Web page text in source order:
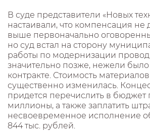
В суде представители «Новых
настаивали, что компенсация не
выше первоначально
но суд встал на сторону
работы по модернизации
значительно позже, нежели
контракте. Стоимость материалов
существенно изменилась.
придется перечислить в бюджет
миллионы, а также заплатить
несвоевременное исполнение
844 тыс. рублей.